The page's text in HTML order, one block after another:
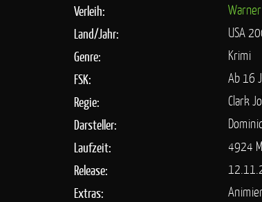
Verleih:
Land/Jahr:
USA
Genre:
Krimi
FSK:
Ab 16
Regie:
Clark
Darsteller:
Laufzeit:
4924
Release:
Extras: